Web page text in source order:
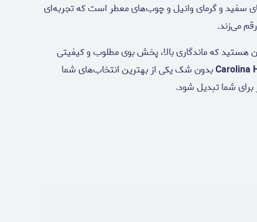
سفید و گرمای وانیل و چوب‌های معطر است که تجربه‌ای
می‌زند.
هستید که ماندگاری بالا، پخش بوی مطلوب و کیفیتی
Carolinaبدون شک یکی از بهترین انتخاب‌های شما
برای شما تبدیل شود.